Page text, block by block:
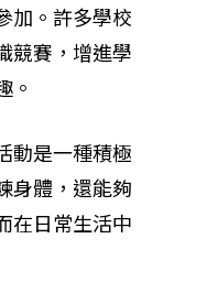
加。許多學校
競賽，增進學
。
動是一種積極
身體，還能夠
在日常生活中